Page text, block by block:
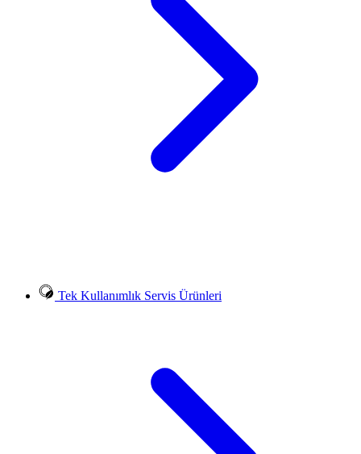
Tek Kullanımlık Servis Ürünleri